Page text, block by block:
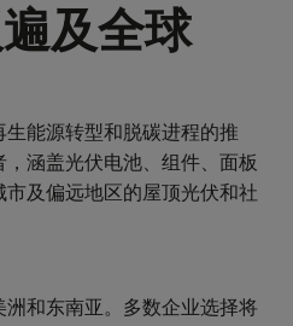
及全球
能源转型和脱碳进程的推
涵盖光伏电池、组件、面板
及偏远地区的屋顶光伏和社
和东南亚。多数企业选择将